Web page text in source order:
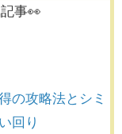
事👀
の攻略法とシミ
回り